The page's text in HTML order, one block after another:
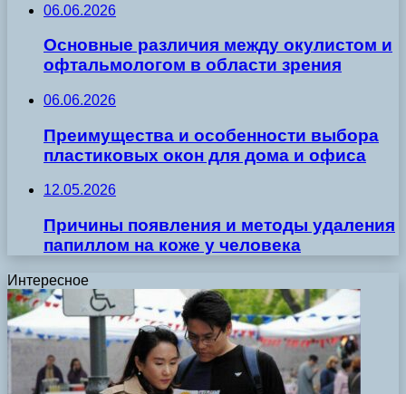
06.06.2026
Основные различия между окулистом и
офтальмологом в области зрения
06.06.2026
Преимущества и особенности выбора
пластиковых окон для дома и офиса
12.05.2026
Причины появления и методы удаления
папиллом на коже у человека
Интересное